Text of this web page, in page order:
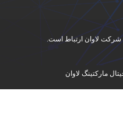
شرکت لاوان ارتباط است.
مارکتینگ لاوان